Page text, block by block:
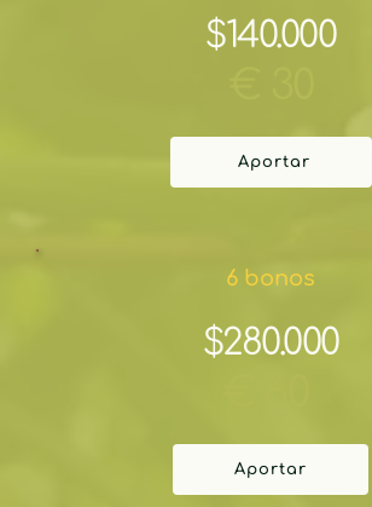
$140.000
Aportar
6 bonos
$280.000
Aportar